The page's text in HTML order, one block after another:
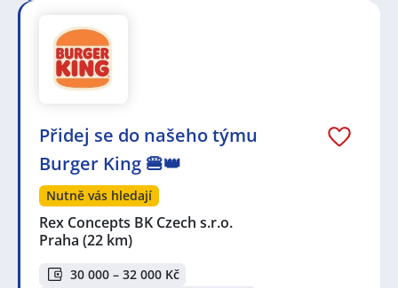
Přidej se do našeho týmu
Burger King 🍔👑
Nutně vás hledají
Rex Concepts BK Czech s.r.o.
Praha (22 km)
30 000 – 32 000 Kč